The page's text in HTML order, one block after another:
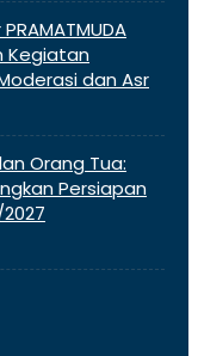
Kegiatan
dan Asr
Orang Tua:
Persiapan